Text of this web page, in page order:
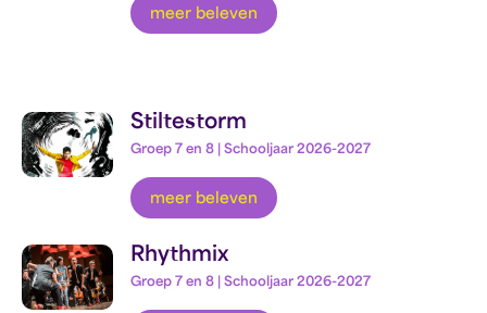
meer beleven
Stiltestorm
Groep 7 en 8 | Schooljaar 2026-2027
meer beleven
Rhythmix
Groep 7 en 8 | Schooljaar 2026-2027